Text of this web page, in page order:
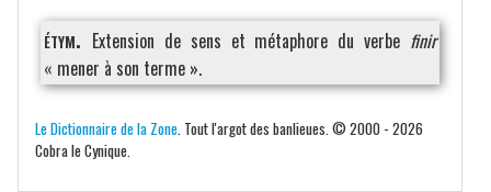
étym. Extension de sens et métaphore du verbe finir
« mener à son terme ».
Le Dictionnaire de la Zone . Tout l'argot des banlieues. © 2000 - 2026
Cobra le Cynique.